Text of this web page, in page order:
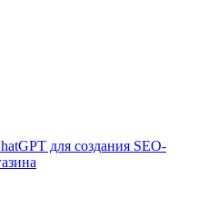
для создания SEO-